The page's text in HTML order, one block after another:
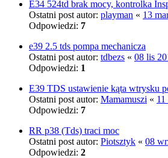
E34 524td brak mocy, kontrolka
Ostatni post autor: playman « 13
Odpowiedzi: 7
e39 2.5 tds pompa mechanicza
Ostatni post autor: tdbezs « 08 lis
Odpowiedzi: 1
E39 TDS ustawienie kąta wtrysku
Ostatni post autor: Mamamuszi «
Odpowiedzi: 7
RR p38 (Tds) traci moc
Ostatni post autor: Piotsztyk « 08
Odpowiedzi: 2